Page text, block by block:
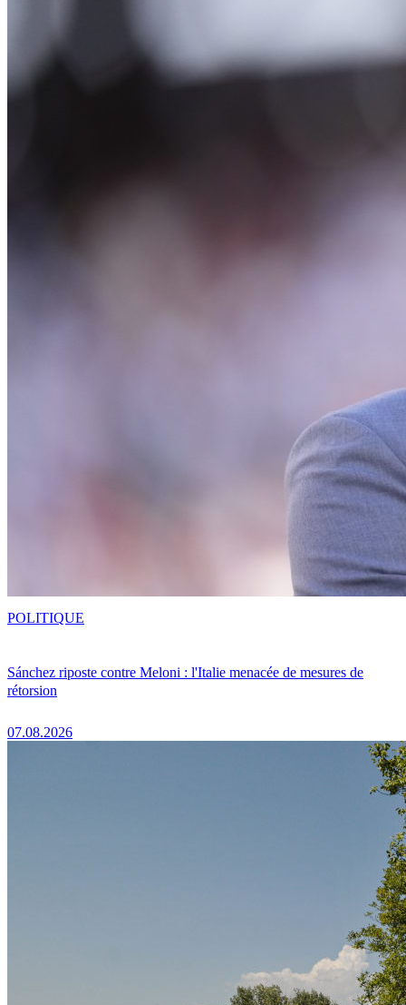
Sánchez riposte contre Meloni : l'Italie menacée de mesures de
rétorsion
07.08.2026
POLITIQUE